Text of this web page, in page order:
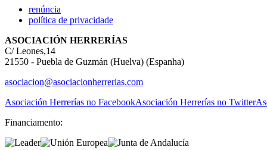
renúncia
política de privacidade
ASOCIACIÓN HERRERÍAS
C/ Leones,14
21550 - Puebla de Guzmán (Huelva) (Espanha)
asociacion@asociacionherrerias.com
Asociación Herrerías no FacebookAsociación Herrerías no Twitter
Financiamento: